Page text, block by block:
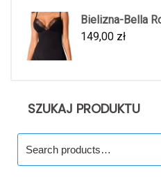
Bielizna-Bella
149,00 zł
SZUKAJ PRODUKTU
for: